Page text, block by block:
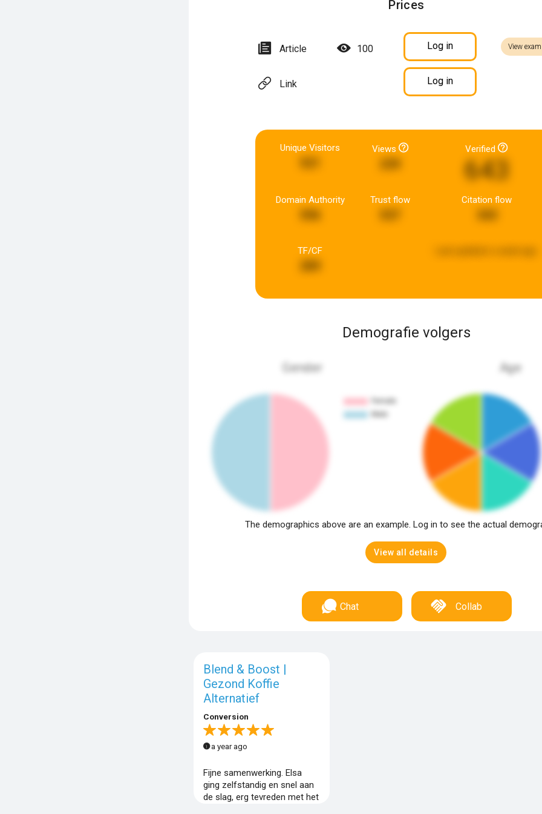
Prices
Article 100 Log in View
Link Log in
Unique Visitors Views Verified
643
Domain Authority
596
Trust flow Citation flow
TF/CF
289
Demografie volgers
Gender Age
The demographics above are an example. Log in to see the actual
View all details
Chat Collab
Blend & Boost |
Gezond Koffie
Alternatief
Conversion
a year ago
Fijne samenwerking. Elsa
ging zelfstandig en snel aan
de slag, erg tevreden met het